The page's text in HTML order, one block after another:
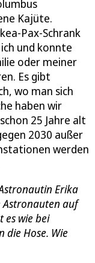
Kajüte.
Pax-Schrank
und konnte
oder meiner
Es gibt
wo man sich
haben wir
25 Jahre alt
2030 außer
werden
Erika
Astronauten auf
es wie bei
Hose. Wie